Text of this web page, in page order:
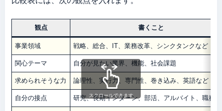
観点 書くこと
事業領域 戦略、総合、IT、業務改革、シンクタンクなど
関心テーマ 自分が見たい業界、機能、社会課題
求められそうな力 論理性、実行力、専門性、巻き込み、英語など
自分の接点 研究、長期インターン、部活、アルバイト、職務
スクロールできます